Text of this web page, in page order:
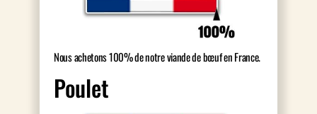
Nous achetons 100% de notre viande de bœuf en France.
Poulet